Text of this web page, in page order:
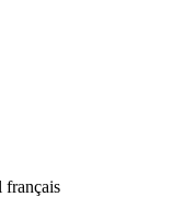
français